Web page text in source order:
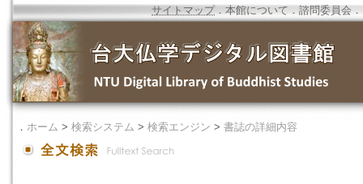
サイトマップ．本館について ． 諮問委員会 ．
． ホーム > 検索システム > 検索エンジン > 書誌の詳細内容